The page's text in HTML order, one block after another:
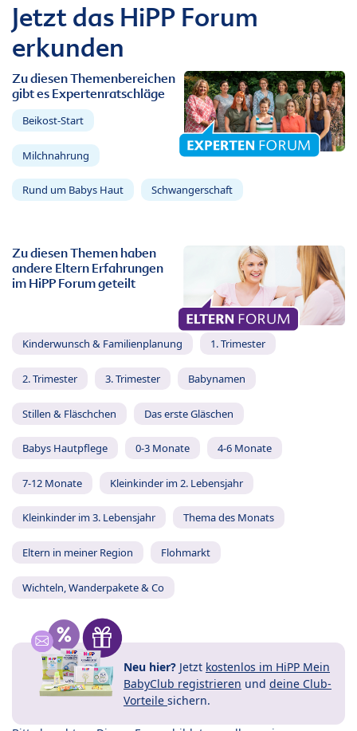
Jetzt das HiPP Forum
erkunden
Zu diesen Themenbereichen
gibt es Expertenratschläge
Beikost-Start
Milchnahrung
Rund um Babys Haut Schwangerschaft
Zu diesen Themen haben
andere Eltern Erfahrungen
im HiPP Forum geteilt
Kinderwunsch & Familienplanung 1. Trimester
2. Trimester 3. Trimester Babynamen
Stillen & Fläschchen Das erste Gläschen
Babys Hautpflege 0-3 Monate 4-6 Monate
7-12 Monate Kleinkinder im 2. Lebensjahr
Kleinkinder im 3. Lebensjahr Thema des Monats
Eltern in meiner Region Flohmarkt
Wichteln, Wanderpakete & Co
Neu hier? Jetzt kostenlos im HiPP Mein
BabyClub registrieren und deine Club-
Vorteile sichern.